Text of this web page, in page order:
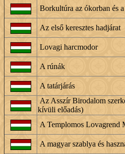
Borkultúra az ókorban és
Az első keresztes hadjárat
Lovagi harcmodor
A rúnák
A tatárjárás
Az Asszír Birodalom
kívüli előadás)
A Templomos Lovagrend
A magyar szablya és